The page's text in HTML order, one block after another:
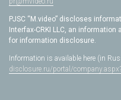
PJSC “M.video” discloses
Interfax-CRKI LLC, an
for information disclosure.
Information is available here (in
disclosure.ru/portal/